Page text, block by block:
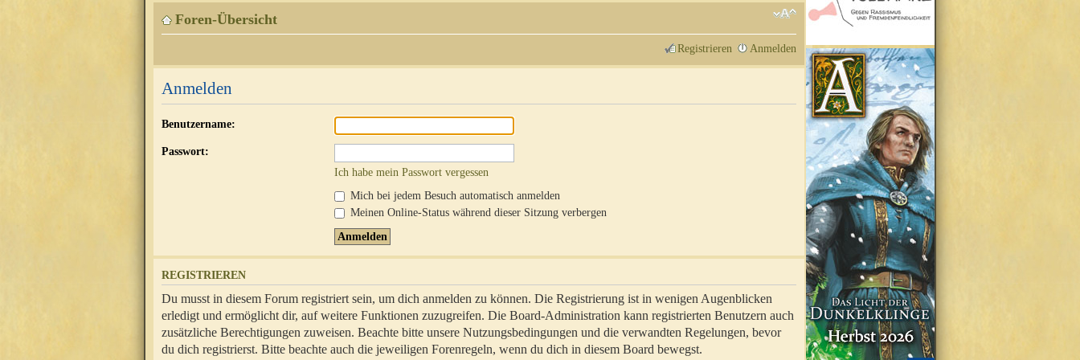
Foren-Übersicht
Registrieren Anmelden
Anmelden
Benutzername:
Passwort:
Ich habe mein Passwort vergessen
Mich bei jedem Besuch automatisch anmelden
Meinen Online-Status während dieser Sitzung verbergen
REGISTRIEREN
Du musst in diesem Forum registriert sein, um dich anmelden zu können. Die Registrierung ist in wenigen Augenblicken
erledigt und ermöglicht dir, auf weitere Funktionen zuzugreifen. Die Board-Administration kann registrierten Benutzern auch
zusätzliche Berechtigungen zuweisen. Beachte bitte unsere Nutzungsbedingungen und die verwandten Regelungen, bevor
du dich registrierst. Bitte beachte auch die jeweiligen Forenregeln, wenn du dich in diesem Board bewegst.